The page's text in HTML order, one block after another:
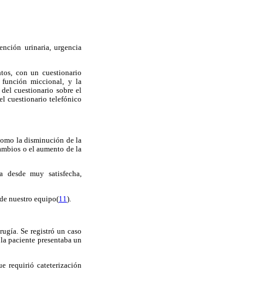
urinaria, urgencia
con un cuestionario
función miccional, y la
cuestionario sobre el
cuestionario telefónico
la disminución de la
o el aumento de la
muy satisfecha,
nuestro equipo(11).
Se registró un caso
paciente presentaba un
requirió cateterización